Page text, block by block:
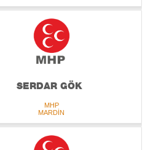
SERDAR GÖK
MHP
MARDİN